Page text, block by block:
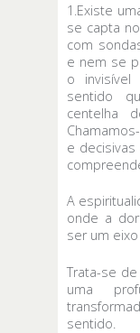
1.Existe
se capta
com
e nem se
o
sentido
centelha
e
A
onde a
ser um
Trata-se
uma
sentido.